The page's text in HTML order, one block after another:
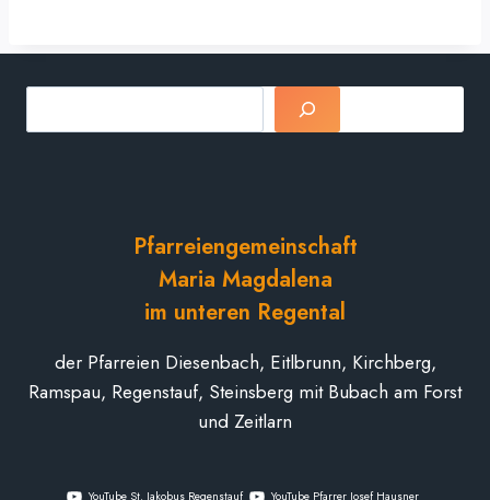
Suchen
Pfarreiengemeinschaft
Maria Magdalena
im unteren Regental
der Pfarreien Diesenbach, Eitlbrunn, Kirchberg,
Ramspau, Regenstauf, Steinsberg mit Bubach am Forst
und Zeitlarn
YouTube St. Jakobus Regenstauf
YouTube Pfarrer Josef Hausner